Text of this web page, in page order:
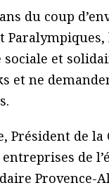
du coup
sociale et
et ne
Président de la
de
Provence-